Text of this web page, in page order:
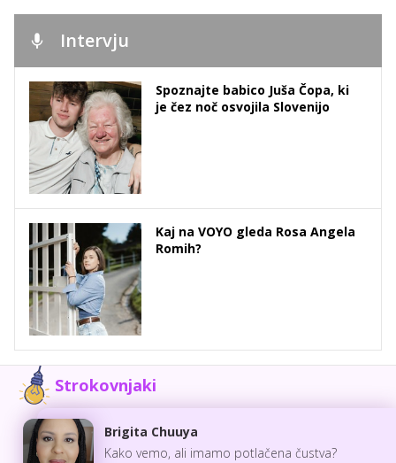
Intervju
Spoznajte babico Juša Čopa, ki
je čez noč osvojila Slovenijo
Kaj na VOYO gleda Rosa Angela
Romih?
Strokovnjaki
Brigita Chuuya
Kako vemo, ali imamo potlačena čustva?